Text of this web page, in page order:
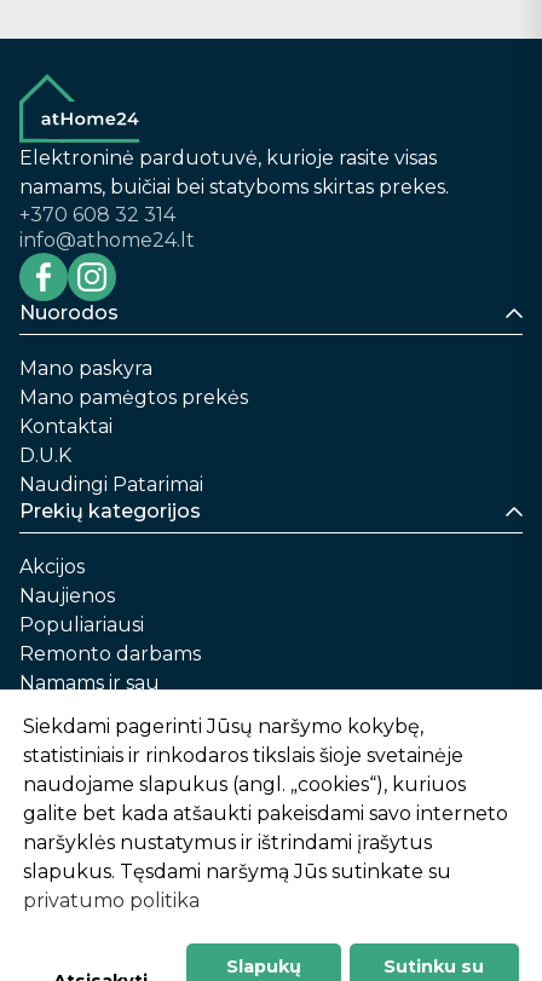
Elektroninė parduotuvė, kurioje rasite visas
namams, buičiai bei statyboms skirtas prekes.
+370 608 32 314
info@athome24.lt
Nuorodos
Mano paskyra
Mano pamėgtos prekės
Kontaktai
D.U.K
Naudingi Patarimai
Prekių kategorijos
Akcijos
Naujienos
Populiariausi
Remonto darbams
Namams ir sau
Automobilių priežiūrai
Sodui ir daržui
Informacija
Apie mus
Prekių pirkimo – pardavimo taisyklės
Prekių pristatymas ir atsiėmimas
Garantinis aptarnavimas ir prekių grąžinimas
Privatumo politika
Siekdami pagerinti Jūsų naršymo kokybę,
statistiniais ir rinkodaros tikslais šioje svetainėje
naudojame slapukus (angl. „cookies“), kuriuos
galite bet kada atšaukti pakeisdami savo interneto
naršyklės nustatymus ir ištrindami įrašytus
slapukus. Tęsdami naršymą Jūs sutinkate su
privatumo politika
Slapukų Sutinku su